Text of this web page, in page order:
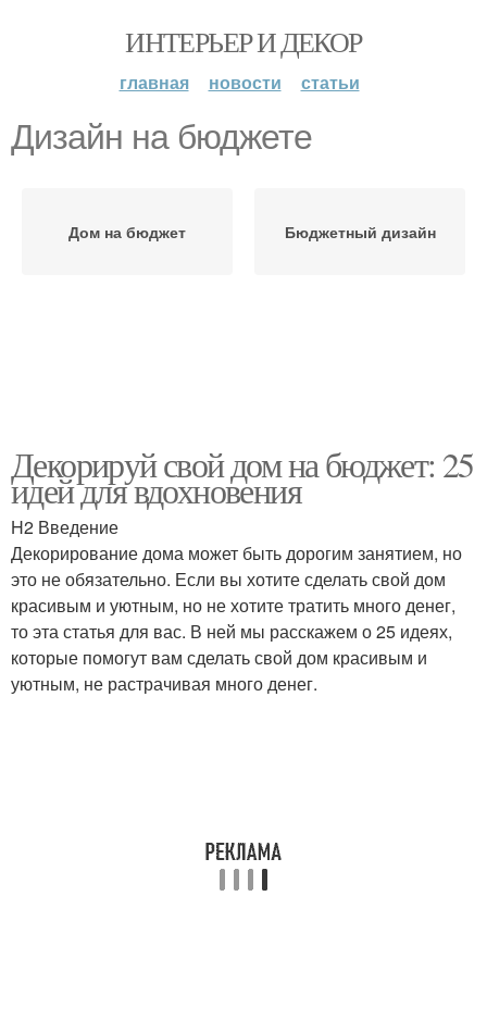
ИНТЕРЬЕР И ДЕКОР
главная новости статьи
Дизайн на бюджете
Дом на бюджет Бюджетный дизайн
Декорируй свой дом на бюджет: 25
идей для вдохновения
H2 Введение
Декорирование дома может быть дорогим занятием, но
это не обязательно. Если вы хотите сделать свой дом
красивым и уютным, но не хотите тратить много денег,
то эта статья для вас. В ней мы расскажем о 25 идеях,
которые помогут вам сделать свой дом красивым и
уютным, не растрачивая много денег.